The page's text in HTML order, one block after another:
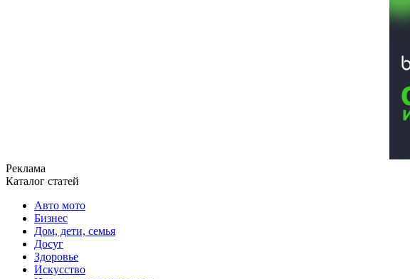
Реклама
Каталог статей
Авто мото
Бизнес
Дом, дети, семья
Досуг
Здоровье
Искусство